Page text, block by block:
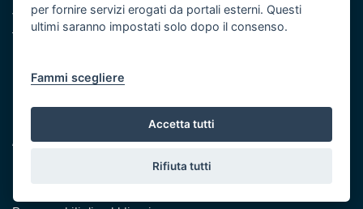
Via Celso Ulpiani, 10 - 70125 Bari
Telefono: 800 713939
Ufficio stampa della Giunta
Logo e identità regionale
Accessibilità
Dichiarazione di accessibilità
per fornire servizi erogati da portali esterni. Questi
ultimi saranno impostati solo dopo il consenso.
Fammi scegliere
Accetta tutti
Rifiuta tutti